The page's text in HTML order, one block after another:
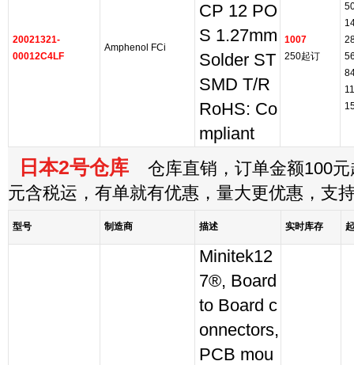
20021321-
00012C4LF
Amphenol FCi
CP 12 PO
S 1.27mm
Solder ST
SMD T/R
RoHS: Co
mpliant
1007
250起订
日本2号仓库 仓库直销，订单金额100元
元含税运，有单就有优惠，量大更优惠，支
型号 制造商 描述 实时库存
Minitek12
7®, Board
to Board c
onnectors,
PCB mou